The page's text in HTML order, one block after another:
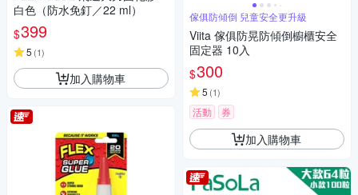
白色（防水免釘／22 ml）
$399
5 (1)
加入購物車
傢俱防傾倒 兒童安全更升級
Viita 傢俱防晃防傾倒櫥櫃安全
固定器 10入
$300
5 (1)
活動 券
加入購物車